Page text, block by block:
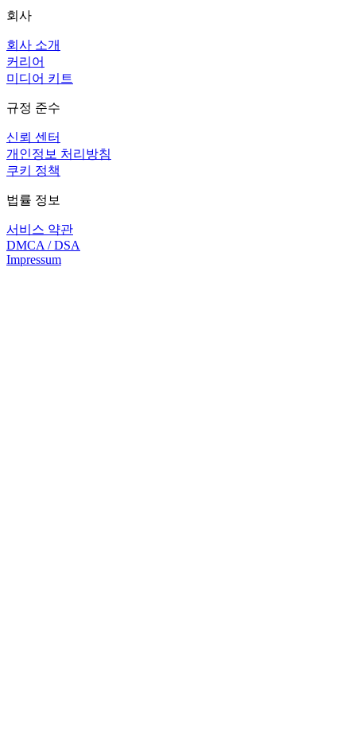
회사
회사 소개
커리어
미디어 키트
규정 준수
신뢰 센터
개인정보 처리방침
쿠키 정책
법률 정보
서비스 약관
DMCA / DSA
Impressum